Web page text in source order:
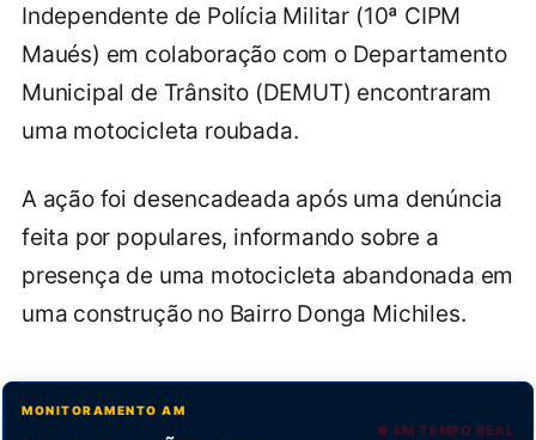
Independente de Polícia Militar (10ª CIPM
Maués) em colaboração com o Departamento
Municipal de Trânsito (DEMUT) encontraram
uma motocicleta roubada.
A ação foi desencadeada após uma denúncia
feita por populares, informando sobre a
presença de uma motocicleta abandonada em
uma construção no Bairro Donga Michiles.
MONITORAMENTO AM
● EM TEMPO REAL